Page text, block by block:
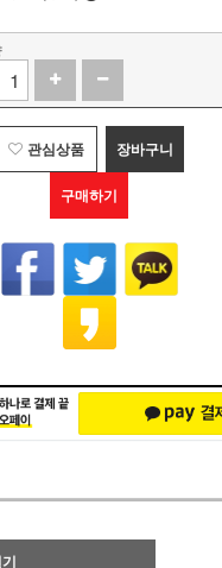
관심상품 장바구니
구매하기